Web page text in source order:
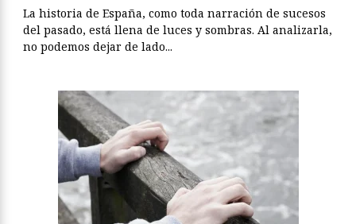
La historia de España, como toda narración de sucesos
del pasado, está llena de luces y sombras. Al analizarla,
no podemos dejar de lado...